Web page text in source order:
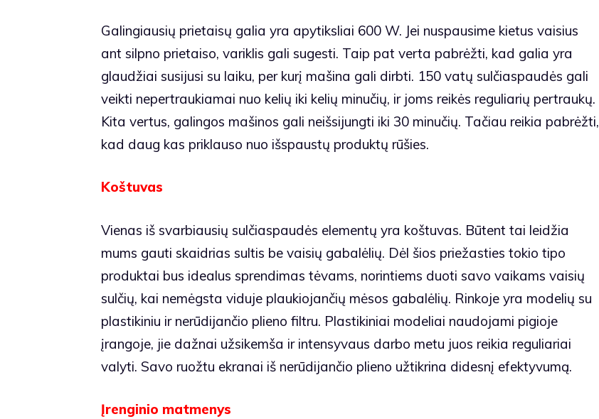
Galingiausių prietaisų galia yra apytiksliai 600 W. Jei nuspausime kietus vaisius
ant silpno prietaiso, variklis gali sugesti. Taip pat verta pabrėžti, kad galia yra
glaudžiai susijusi su laiku, per kurį mašina gali dirbti. 150 vatų sulčiaspaudės gali
veikti nepertraukiamai nuo kelių iki kelių minučių, ir joms reikės reguliarių pertraukų.
Kita vertus, galingos mašinos gali neišsijungti iki 30 minučių. Tačiau reikia pabrėžti,
kad daug kas priklauso nuo išspaustų produktų rūšies.
Koštuvas
Vienas iš svarbiausių sulčiaspaudės elementų yra koštuvas. Būtent tai leidžia
mums gauti skaidrias sultis be vaisių gabalėlių. Dėl šios priežasties tokio tipo
produktai bus idealus sprendimas tėvams, norintiems duoti savo vaikams vaisių
sulčių, kai nemėgsta viduje plaukiojančių mėsos gabalėlių. Rinkoje yra modelių su
plastikiniu ir nerūdijančio plieno filtru. Plastikiniai modeliai naudojami pigioje
įrangoje, jie dažnai užsikemša ir intensyvaus darbo metu juos reikia reguliariai
valyti. Savo ruožtu ekranai iš nerūdijančio plieno užtikrina didesnį efektyvumą.
Įrenginio matmenys